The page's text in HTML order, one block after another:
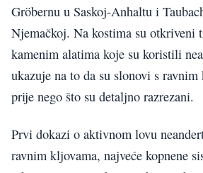
Gröbernu u Saskoj-Anhaltu i
Njemačkoj. Na kostima su otkriveni
kamenim alatima koje su koristili
ukazuje na to da su slonovi s
prije nego što su detaljno razrezani.
Prvi dokazi o aktivnom lovu
ravnim kljovama, najveće kopnene